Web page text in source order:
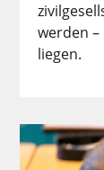
werden
liegen.